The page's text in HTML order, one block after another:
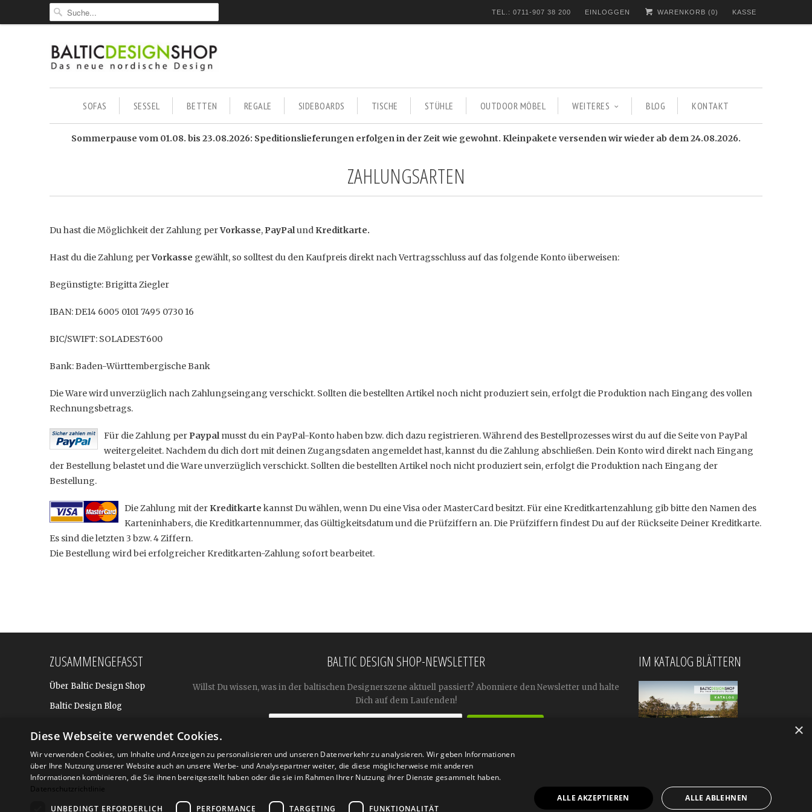
TEL.: 0711-907 38 200 EINLOGGEN WARENKORB (0) KASSE
SOFAS SESSEL BETTEN REGALE SIDEBOARDS TISCHE STÜHLE OUTDOOR MÖBEL WEITERES BLOG KONTAKT
Sommerpause vom 01.08. bis 23.08.2026: Speditionslieferungen erfolgen in der Zeit wie gewohnt. Kleinpakete versenden wir wieder ab dem 24.08.2026.
ZAHLUNGSARTEN
Du hast die Möglichkeit der Zahlung perVorkasse, PayPalund Kreditkarte.
Hast du die Zahlung perVorkasse gewählt, so solltest du den Kaufpreis direkt nach Vertragsschluss auf das folgende Konto überweisen:
Begünstigte: Brigitta Ziegler
IBAN: DE14 6005 0101 7495 0730 16
BIC/SWIFT: SOLADEST600
Bank: Baden-Württembergische Bank
Die Ware wird unverzüglich nach Zahlungseingang verschickt. Sollten die bestellten Artikel noch nicht produziert sein, erfolgt die Produktion nach Eingang des vollen
Rechnungsbetrags.
Für die Zahlung per Paypalmusst du ein PayPal-Konto haben bzw. dich dazu registrieren. Während des Bestellprozesses wirst du auf die Seite von PayPal
weitergeleitet. Nachdem du dich dort mit deinen Zugangsdaten angemeldet hast, kannst du die Zahlung abschließen. Dein Konto wird direkt nach Eingang
der Bestellung belastet und die Ware unverzüglich verschickt. Sollten die bestellten Artikel noch nicht produziert sein, erfolgt die Produktion nach Eingang der
Bestellung.
Die Zahlung mit der Kreditkarte kannst Du wählen, wenn Du eine Visa oder MasterCard besitzt. Für eine Kreditkartenzahlung gib bitte den Namen des
Karteninhabers, die Kreditkartennummer, das Gültigkeitsdatum und die Prüfziffern an. Die Prüfziffern findest Du auf der Rückseite Deiner Kreditkarte.
Es sind die letzten 3 bzw. 4 Ziffern.
Die Bestellung wird bei erfolgreicher Kreditkarten-Zahlung sofort bearbeitet.
ZUSAMMENGEFASST
Über Baltic Design Shop
Baltic Design Blog
Für BtoB: Design Geschenke
Shop
BALTIC DESIGN SHOP-NEWSLETTER
Willst Du wissen, was in der baltischen Designerszene aktuell passiert? Abonniere den Newsletter und halte
Dich auf dem Laufenden!

IM KATALOG BLÄTTERN
×
Diese Webseite verwendet Cookies.
Wir verwenden Cookies, um Inhalte und Anzeigen zu personalisieren und unseren Datenverkehr zu analysieren. Wir geben Informationen
über Ihre Nutzung unserer Website auch an unsere Werbe- und Analysepartner weiter, die diese möglicherweise mit anderen
Informationen kombinieren, die Sie ihnen bereitgestellt haben oder die sie im Rahmen Ihrer Nutzung ihrer Dienste gesammelt haben.
Datenschutzrichtlinie
UNBEDINGT ERFORDERLICH
PERFORMANCE TARGETING FUNKTIONALITÄT
ALLE AKZEPTIEREN ALLE ABLEHNEN